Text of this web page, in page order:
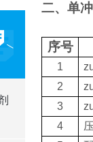
二、单
序号
1
2
3
4